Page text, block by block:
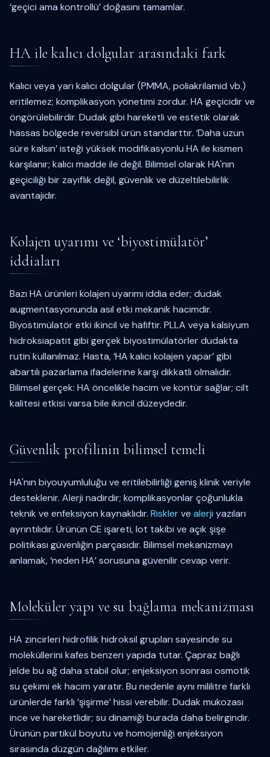
‘geçici ama kontrollü’ doğasını tamamlar.
HA ile kalıcı dolgular arasındaki fark
Kalıcı veya yarı kalıcı dolgular (PMMA, poliakrilamid vb.)
eritilemez; komplikasyon yönetimi zordur. HA geçicidir ve
öngörülebilirdir. Dudak gibi hareketli ve estetik olarak
hassas bölgede reversibl ürün standarttır. ‘Daha uzun
süre kalsın’ isteği yüksek modifikasyonlu HA ile kısmen
karşılanır; kalıcı madde ile değil. Bilimsel olarak HA'nın
geçiciliği bir zayıflık değil, güvenlik ve düzeltilebilirlik
avantajıdır.
Kolajen uyarımı ve ‘biyostimülatör’
iddiaları
Bazı HA ürünleri kolajen uyarımı iddia eder; dudak
augmentasyonunda asıl etki mekanik hacimdir.
Biyostimülatör etki ikincil ve hafiftir. PLLA veya kalsiyum
hidroksiapatit gibi gerçek biyostimülatörler dudakta
rutin kullanılmaz. Hasta, ‘HA kalıcı kolajen yapar’ gibi
abartılı pazarlama ifadelerine karşı dikkatli olmalıdır.
Bilimsel gerçek: HA öncelikle hacim ve kontür sağlar; cilt
kalitesi etkisi varsa bile ikincil düzeydedir.
Güvenlik profilinin bilimsel temeli
HA'nın biyouyumluluğu ve eritilebilirliği geniş klinik veriyle
desteklenir. Alerji nadirdir; komplikasyonlar çoğunlukla
teknik ve enfeksiyon kaynaklıdır. Risklerve alerji yazıları
ayrıntılıdır. Ürünün CE işareti, lot takibi ve açık şişe
politikası güvenliğin parçasıdır. Bilimsel mekanizmayı
anlamak, ‘neden HA’ sorusuna güvenilir cevap verir.
Moleküler yapı ve su bağlama mekanizması
HA zincirleri hidrofilik hidroksil grupları sayesinde su
moleküllerini kafes benzeri yapıda tutar. Çapraz bağlı
jelde bu ağ daha stabil olur; enjeksiyon sonrası osmotik
su çekimi ek hacim yaratır. Bu nedenle aynı mililitre farklı
ürünlerde farklı ‘şişirme’ hissi verebilir. Dudak mukozası
ince ve hareketlidir; su dinamiği burada daha belirgindir.
Ürünün partikül boyutu ve homojenliği enjeksiyon
sırasında düzgün dağılımı etkiler.